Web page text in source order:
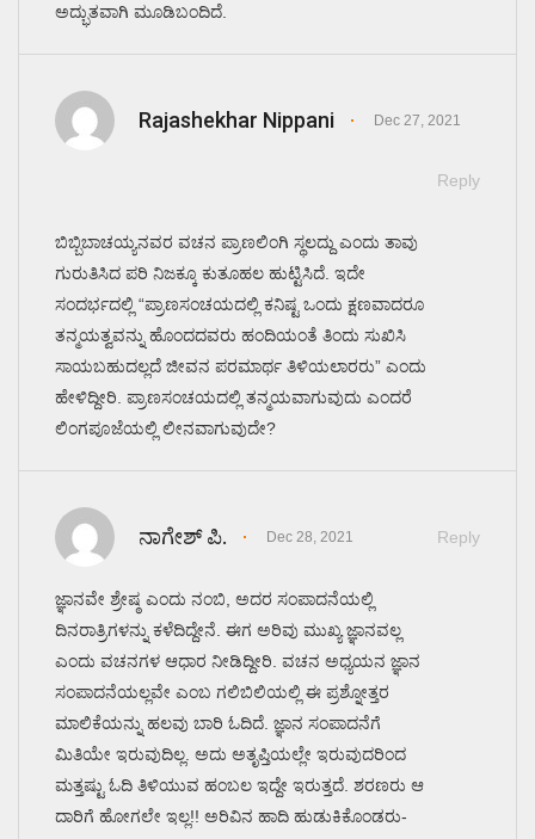
ಅದ್ಭುತವಾಗಿ ಮೂಡಿಬಂದಿದೆ.
Rajashekhar Nippani Dec 27, 2021
Reply
ಬಿಬ್ಬಿಬಾಚಯ್ಯನವರ ವಚನ ಪ್ರಾಣಲಿಂಗಿ ಸ್ಥಲದ್ದು ಎಂದು ತಾವು
ಗುರುತಿಸಿದ ಪರಿ ನಿಜಕ್ಕೂ ಕುತೂಹಲ ಹುಟ್ಟಿಸಿದೆ. ಇದೇ
ಸಂದರ್ಭದಲ್ಲಿ “ಪ್ರಾಣಸಂಚಯದಲ್ಲಿ ಕನಿಷ್ಟ ಒಂದು ಕ್ಷಣವಾದರೂ
ತನ್ಮಯತ್ವವನ್ನು ಹೊಂದದವರು ಹಂದಿಯಂತೆ ತಿಂದು ಸುಖಿಸಿ
ಸಾಯಬಹುದಲ್ಲದೆ ಜೀವನ ಪರಮಾರ್ಥ ತಿಳಿಯಲಾರರು” ಎಂದು
ಹೇಳಿದ್ದೀರಿ. ಪ್ರಾಣಸಂಚಯದಲ್ಲಿ ತನ್ಮಯವಾಗುವುದು ಎಂದರೆ
ಲಿಂಗಪೂಜೆಯಲ್ಲಿ ಲೀನವಾಗುವುದೇ?
ನಾಗೇಶ್ ಪಿ. Dec 28, 2021 Reply
ಜ್ಞಾನವೇ ಶ್ರೇಷ್ಠ ಎಂದು ನಂಬಿ, ಅದರ ಸಂಪಾದನೆಯಲ್ಲಿ
ದಿನರಾತ್ರಿಗಳನ್ನು ಕಳೆದಿದ್ದೇನೆ. ಈಗ ಅರಿವು ಮುಖ್ಯ ಜ್ಞಾನವಲ್ಲ
ಎಂದು ವಚನಗಳ ಆಧಾರ ನೀಡಿದ್ದೀರಿ. ವಚನ ಅಧ್ಯಯನ ಜ್ಞಾನ
ಸಂಪಾದನೆಯಲ್ಲವೇ ಎಂಬ ಗಲಿಬಿಲಿಯಲ್ಲಿ ಈ ಪ್ರಶ್ನೋತ್ತರ
ಮಾಲಿಕೆಯನ್ನು ಹಲವು ಬಾರಿ ಓದಿದೆ. ಜ್ಞಾನ ಸಂಪಾದನೆಗೆ
ಮಿತಿಯೇ ಇರುವುದಿಲ್ಲ. ಅದು ಅತೃಪ್ತಿಯಲ್ಲೇ ಇರುವುದರಿಂದ
ಮತ್ತಷ್ಟು ಓದಿ ತಿಳಿಯುವ ಹಂಬಲ ಇದ್ದೇ ಇರುತ್ತದೆ. ಶರಣರು ಆ
ದಾರಿಗೆ ಹೋಗಲೇ ಇಲ್ಲ!! ಅರಿವಿನ ಹಾದಿ ಹುಡುಕಿಕೊಂಡರು-